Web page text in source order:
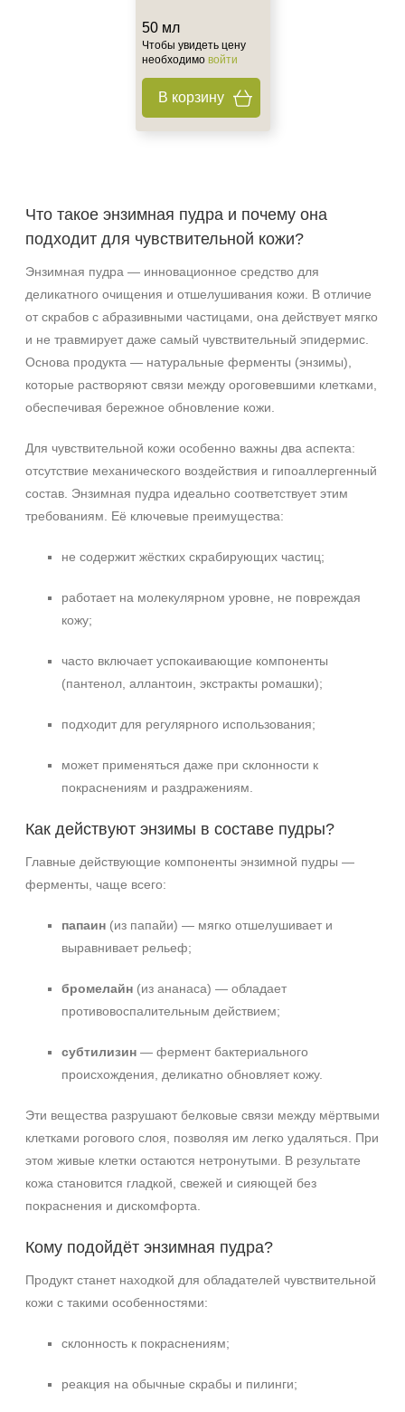
Результат
Обновление клеток
Ровный тон
Сияние
Область применения
Лицо
Шея
Объём
50 мл
Ингредиенты
Витамин C
Показать еще
Время применения
Ежедневный
Процедура
50 мл
Чтобы увидеть цену
необходимо войти
В корзину
Что такое энзимная пудра и почему она
подходит для чувствительной кожи?
Энзимная пудра — инновационное средство для
деликатного очищения и отшелушивания кожи. В отличие
от скрабов с абразивными частицами, она действует мягко
и не травмирует даже самый чувствительный эпидермис.
Основа продукта — натуральные ферменты (энзимы),
которые растворяют связи между ороговевшими клетками,
обеспечивая бережное обновление кожи.
Для чувствительной кожи особенно важны два аспекта:
отсутствие механического воздействия и гипоаллергенный
состав. Энзимная пудра идеально соответствует этим
требованиям. Её ключевые преимущества:
не содержит жёстких скрабирующих частиц;
работает на молекулярном уровне, не повреждая
кожу;
часто включает успокаивающие компоненты
(пантенол, аллантоин, экстракты ромашки);
подходит для регулярного использования;
может применяться даже при склонности к
покраснениям и раздражениям.
Как действуют энзимы в составе пудры?
Главные действующие компоненты энзимной пудры —
ферменты, чаще всего:
папаин (из папайи) — мягко отшелушивает и
выравнивает рельеф;
бромелайн (из ананаса) — обладает
противовоспалительным действием;
субтилизин — фермент бактериального
происхождения, деликатно обновляет кожу.
Эти вещества разрушают белковые связи между мёртвыми
клетками рогового слоя, позволяя им легко удаляться. При
этом живые клетки остаются нетронутыми. В результате
кожа становится гладкой, свежей и сияющей без
покраснения и дискомфорта.
Кому подойдёт энзимная пудра?
Продукт станет находкой для обладателей чувствительной
кожи с такими особенностями:
склонность к покраснениям;
реакция на обычные скрабы и пилинги;